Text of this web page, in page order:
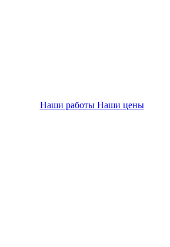
Наши работы Наши цены